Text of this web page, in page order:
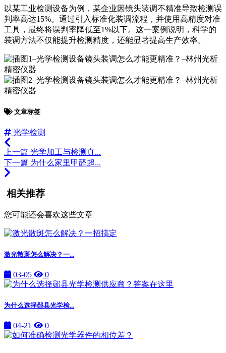
以某工业检测设备为例，某企业因镜头装调不精准导致检测误
判率高达15%。通过引入标准化装调流程，并使用高精度对准
工具，最终将误判率降低至1%以下。这一案例说明，科学的
装调方法不仅能提升检测精度，还能显著提高生产效率。
文章标签
光学检测
上一篇 光学加工与检测真...
下一篇 为什么家里甲醛超...
相关推荐
您可能还会喜欢这些文章
激光散斑怎么解决？一...
03-05 0
为什么选择郧县光学检...
04-21 0